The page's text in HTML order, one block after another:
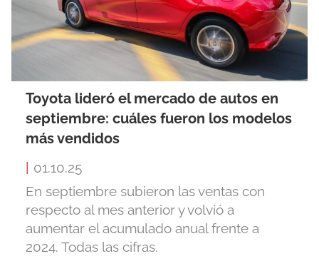
Toyota lideró el mercado de autos en
septiembre: cuáles fueron los modelos
más vendidos
01.10.25
En septiembre subieron las ventas con
respecto al mes anterior y volvió a
aumentar el acumulado anual frente a
2024. Todas las cifras.